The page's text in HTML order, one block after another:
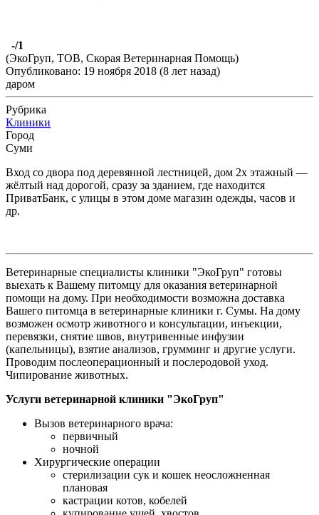
-/1
(ЭкоГруп, ТОВ, Скорая Ветеринарная Помощь)
Опубликовано: 19 ноября 2018 (8 лет назад)
даром
Рубрика
Клиники
Город
Суми
Вход со двора под деревянной лестницей, дом 2х этажный —
жёлтый над дорогой, сразу за зданием, где находится
ПриватБанк, с улицы в этом доме магазин одежды, часов и
др.
Ветеринарные специалисты клиники "ЭкоГруп" готовы
выехать к Вашему питомцу для оказания ветеринарной
помощи на дому. При необходимости возможна доставка
Вашего питомца в ветеринарные клиники г. Сумы. На дому
возможен осмотр животного и консультации, инъекции,
перевязки, снятие швов, внутривенные инфузии
(капельницы), взятие анализов, грумминг и другие услуги.
Проводим послеоперационный и послеродовой уход.
Чипирование животных.
Услуги ветеринарной клиники "ЭкоГруп"
Вызов ветеринарного врача:
первичный
ночной
Хирургические операции
стерилизации сук и кошек неосложненная
плановая
кастрации котов, кобелей